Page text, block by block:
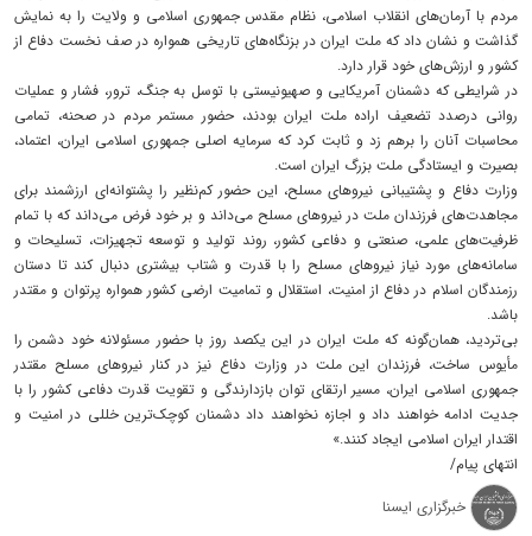
مردم با آرمان‌های انقلاب اسلامی، نظام مقدس جمهوری اسلامی و ولایت را به نمایش
گذاشت و نشان داد که ملت ایران در بزنگاه‌های تاریخی همواره در صف نخست دفاع از
کشور و ارزش‌های خود قرار دارد.
در شرایطی که دشمنان آمریکایی و صهیونیستی با توسل به جنگ، ترور، فشار و عملیات
روانی درصدد تضعیف اراده ملت ایران بودند، حضور مستمر مردم در صحنه، تمامی
محاسبات آنان را برهم زد و ثابت کرد که سرمایه اصلی جمهوری اسلامی ایران، اعتماد،
بصیرت و ایستادگی ملت بزرگ ایران است.
وزارت دفاع و پشتیبانی نیروهای مسلح، این حضور کم‌نظیر را پشتوانه‌ای ارزشمند برای
مجاهدت‌های فرزندان ملت در نیروهای مسلح می‌داند و بر خود فرض می‌داند که با تمام
ظرفیت‌های علمی، صنعتی و دفاعی کشور، روند تولید و توسعه تجهیزات، تسلیحات و
سامانه‌های مورد نیاز نیروهای مسلح را با قدرت و شتاب بیشتری دنبال کند تا دستان
رزمندگان اسلام در دفاع از امنیت، استقلال و تمامیت ارضی کشور همواره پرتوان و مقتدر
باشد.
بی‌تردید، همان‌گونه که ملت ایران در این یکصد روز با حضور مسئولانه خود دشمن را
مأیوس ساخت، فرزندان این ملت در وزارت دفاع نیز در کنار نیروهای مسلح مقتدر
جمهوری اسلامی ایران، مسیر ارتقای توان بازدارندگی و تقویت قدرت دفاعی کشور را با
جدیت ادامه خواهند داد و اجازه نخواهند داد دشمنان کوچک‌ترین خللی در امنیت و
اقتدار ایران اسلامی ایجاد کنند.»
انتهای پیام/
خبرگزاری ایسنا